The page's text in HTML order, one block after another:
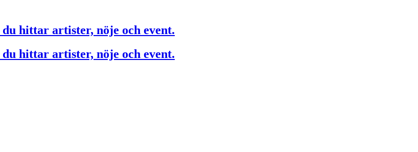
hittar artister, nöje och event.
hittar artister, nöje och event.